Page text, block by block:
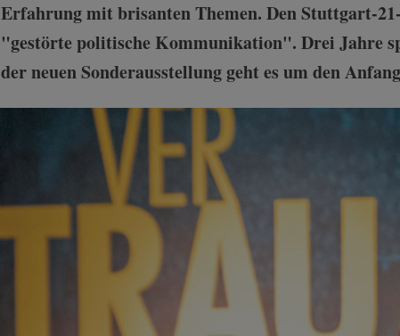
Erfahrung mit brisanten Themen. Den Stuttgart-
"gestörte politische Kommunikation". Drei Jahre
der neuen Sonderausstellung geht es um den